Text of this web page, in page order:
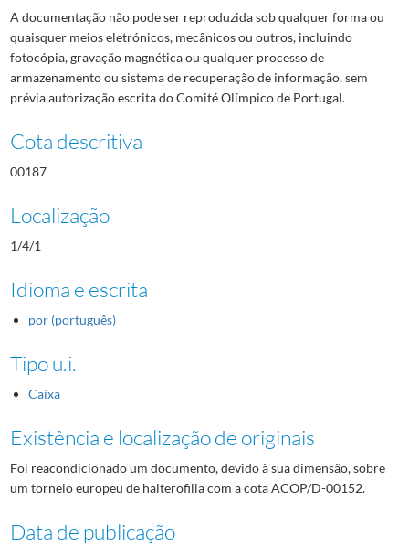
A documentação não pode ser reproduzida sob qualquer forma ou
quaisquer meios eletrónicos, mecânicos ou outros, incluindo
fotocópia, gravação magnética ou qualquer processo de
armazenamento ou sistema de recuperação de informação, sem
prévia autorização escrita do Comité Olímpico de Portugal.
Cota descritiva
00187
Localização
1/4/1
Idioma e escrita
por (português)
Tipo u.i.
Caixa
Existência e localização de originais
Foi reacondicionado um documento, devido à sua dimensão, sobre
um torneio europeu de halterofilia com a cota ACOP/D-00152.
Data de publicação